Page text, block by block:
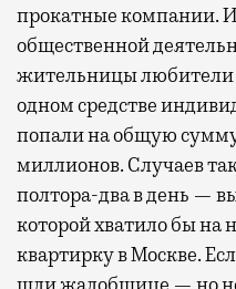
прокатные компании.
общественной
жительницы любители
одном средстве
попали на общую
миллионов. Случаев
полтора-два в день —
которой хватило бы
квартирку в Москве.